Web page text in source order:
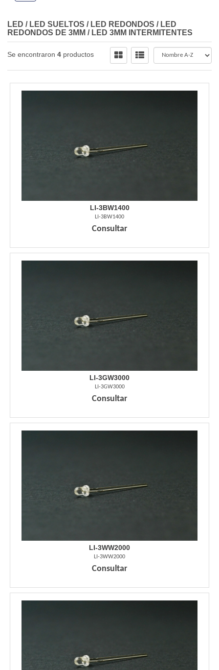
LED / LED SUELTOS / LED REDONDOS / LED
REDONDOS DE 3MM / LED 3MM INTERMITENTES
Se encontraron 4 productos
LI-3BW1400
LI-3BW1400
Consultar
LI-3GW3000
LI-3GW3000
Consultar
LI-3WW2000
LI-3WW2000
Consultar